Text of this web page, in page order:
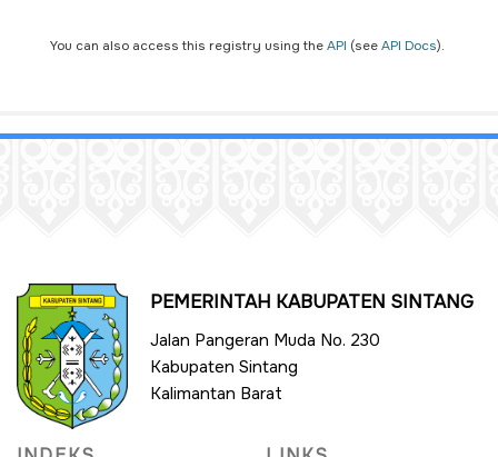
You can also access this registry using theAPI (seeAPI Docs).
PEMERINTAH KABUPATEN SINTANG
Jalan Pangeran Muda No. 230
Kabupaten Sintang
Kalimantan Barat